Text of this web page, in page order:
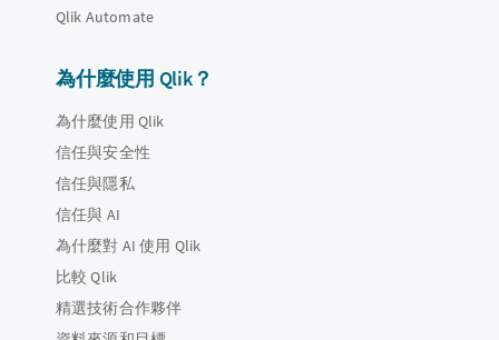
Qlik Automate
為什麼使用 Qlik？
為什麼使用 Qlik
信任與安全性
信任與隱私
信任與 AI
為什麼對 AI 使用 Qlik
比較 Qlik
精選技術合作夥伴